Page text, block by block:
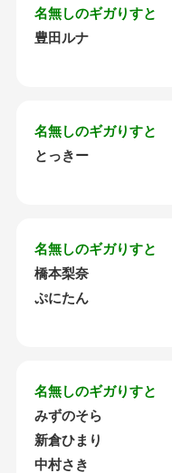
名無しのギガりすと
豊田ルナ
名無しのギガりすと
とっきー
名無しのギガりすと
橋本梨奈
ぷにたん
名無しのギガりすと
みずのそら
新倉ひまり
中村さき